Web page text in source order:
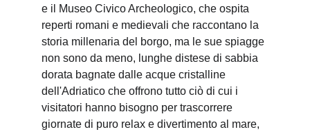
e il Museo Civico Archeologico, che ospita
reperti romani e medievali che raccontano la
storia millenaria del borgo, ma le sue spiagge
non sono da meno, lunghe distese di sabbia
dorata bagnate dalle acque cristalline
dell'Adriatico che offrono tutto ciò di cui i
visitatori hanno bisogno per trascorrere
giornate di puro relax e divertimento al mare,